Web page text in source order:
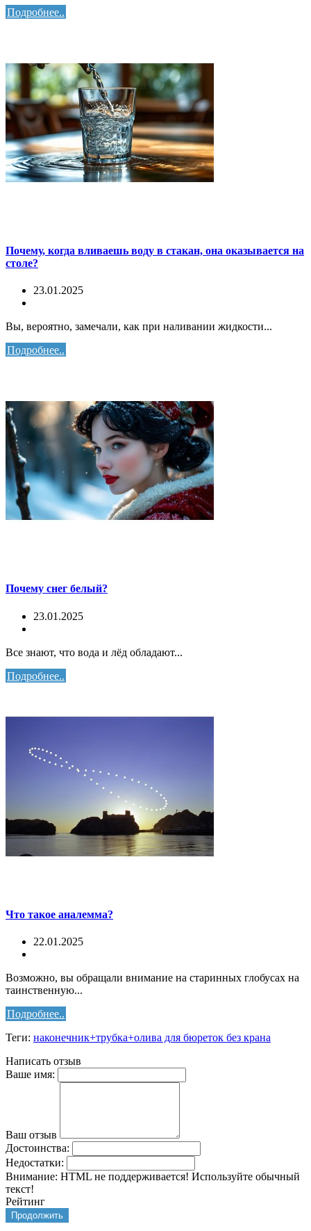
Подробнее..
Почему, когда вливаешь воду в стакан, она оказывается на
столе?
23.01.2025
Вы, вероятно, замечали, как при наливании жидкости...
Подробнее..
Почему снег белый?
23.01.2025
Все знают, что вода и лёд обладают...
Подробнее..
Что такое аналемма?
22.01.2025
Возможно, вы обращали внимание на старинных глобусах на
таинственную...
Подробнее..
Теги: наконечник+трубка+олива для бюреток без крана
Написать отзыв
Ваше имя:
Ваш отзыв
Достоинства:
Недостатки:
Внимание: HTML не поддерживается! Используйте обычный
текст!
Рейтинг
Продолжить